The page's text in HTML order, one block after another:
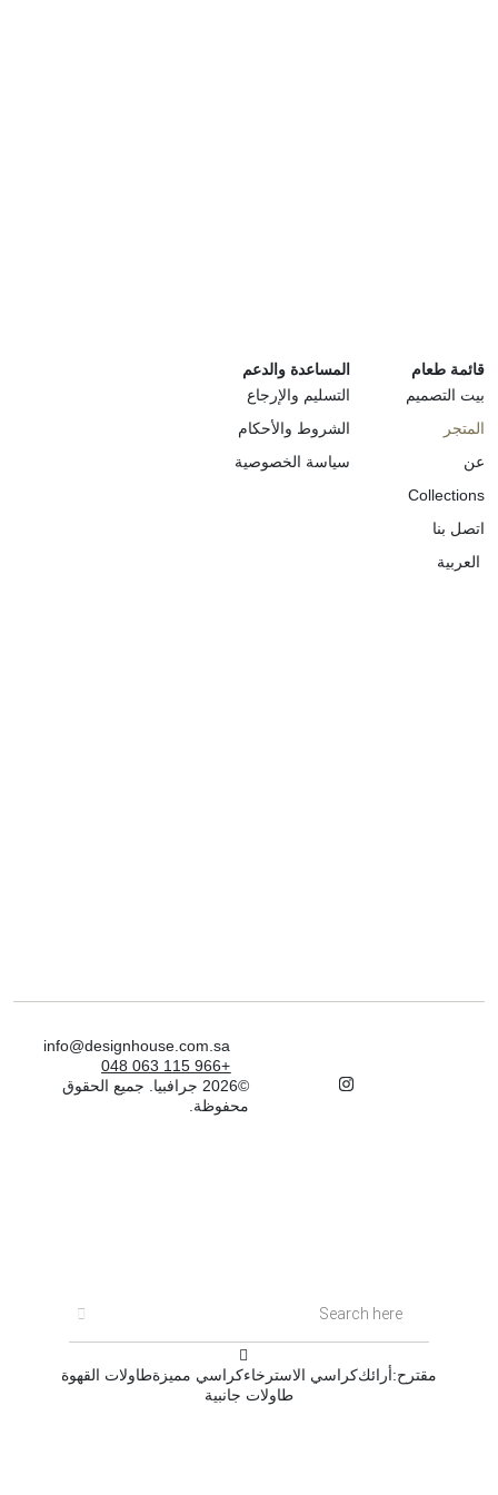
قائمة طعام
بيت التصميم
المتجر
عن
Collections
اتصل بنا
العربية
المساعدة والدعم
التسليم والإرجاع
الشروط والأحكام
سياسة الخصوصية
info@designhouse.com.sa
+966 115 063 048
©2026 جرافبيا. جميع الحقوق
محفوظة.
مقترح:أرائككراسي الاسترخاءكراسي مميزةطاولات القهوة
طاولات جانبية